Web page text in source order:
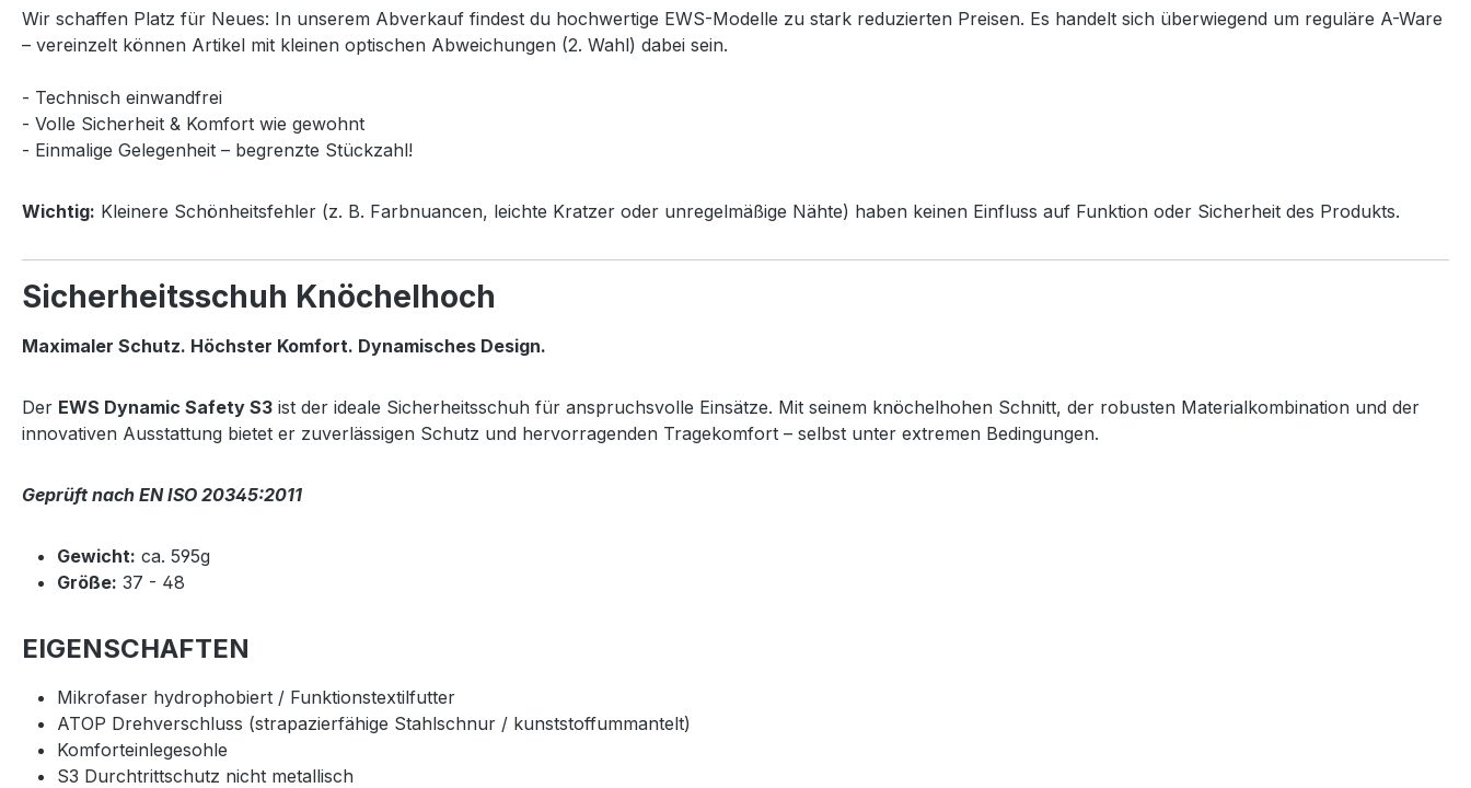
Wir schaffen Platz für Neues: In unserem Abverkauf findest du hochwertige EWS-Modelle zu stark reduzierten Preisen. Es handelt sich überwiegend um reguläre A-Ware
– vereinzelt können Artikel mit kleinen optischen Abweichungen (2. Wahl) dabei sein.
- Technisch einwandfrei
- Volle Sicherheit & Komfort wie gewohnt
- Einmalige Gelegenheit – begrenzte Stückzahl!
Wichtig: Kleinere Schönheitsfehler (z. B. Farbnuancen, leichte Kratzer oder unregelmäßige Nähte) haben keinen Einfluss auf Funktion oder Sicherheit des Produkts.
Sicherheitsschuh Knöchelhoch
Maximaler Schutz. Höchster Komfort. Dynamisches Design.
Der EWS Dynamic Safety S3 ist der ideale Sicherheitsschuh für anspruchsvolle Einsätze. Mit seinem knöchelhohen Schnitt, der robusten Materialkombination und der
innovativen Ausstattung bietet er zuverlässigen Schutz und hervorragenden Tragekomfort – selbst unter extremen Bedingungen.
Geprüft nach EN ISO 20345:2011
Gewicht: ca. 595g
Größe: 37 - 48
EIGENSCHAFTEN
Mikrofaser hydrophobiert / Funktionstextilfutter
ATOP Drehverschluss (strapazierfähige Stahlschnur / kunststoffummantelt)
Komforteinlegesohle
S3 Durchtrittschutz nicht metallisch